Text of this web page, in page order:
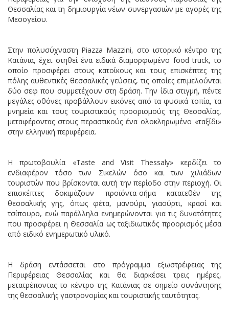
Θεσσαλίας και τη δημιουργία νέων συνεργασιών με αγορές της
Μεσογείου.
Στην πολυσύχναστη Piazza Mazzini, στο ιστορικό κέντρο της
Κατάνια, έχει στηθεί ένα ειδικά διαμορφωμένο food truck, το
οποίο προσφέρει στους κατοίκους και τους επισκέπτες της
πόλης αυθεντικές θεσσαλικές γεύσεις, τις οποίες επιμελούνται
δύο σεφ που συμμετέχουν στη δράση. Την ίδια στιγμή, πέντε
μεγάλες οθόνες προβάλλουν εικόνες από τα φυσικά τοπία, τα
μνημεία και τους τουριστικούς προορισμούς της Θεσσαλίας,
μεταφέροντας στους περαστικούς ένα ολοκληρωμένο «ταξίδι»
στην ελληνική περιφέρεια.
Η πρωτοβουλία «Taste and Visit Thessaly» κερδίζει το
ενδιαφέρον τόσο των Σικελών όσο και των χιλιάδων
τουριστών που βρίσκονται αυτή την περίοδο στην περιοχή. Οι
επισκέπτες δοκιμάζουν προϊόντα-σήμα κατατεθέν της
θεσσαλικής γης, όπως φέτα, μανούρι, γιαούρτι, κρασί και
τσίπουρο, ενώ παράλληλα ενημερώνονται για τις δυνατότητες
που προσφέρει η Θεσσαλία ως ταξιδιωτικός προορισμός μέσα
από ειδικό ενημερωτικό υλικό.
Η δράση εντάσσεται στο πρόγραμμα εξωστρέφειας της
Περιφέρειας Θεσσαλίας και θα διαρκέσει τρεις ημέρες,
μετατρέποντας το κέντρο της Κατάνιας σε σημείο συνάντησης
της θεσσαλικής γαστρονομίας και τουριστικής ταυτότητας.